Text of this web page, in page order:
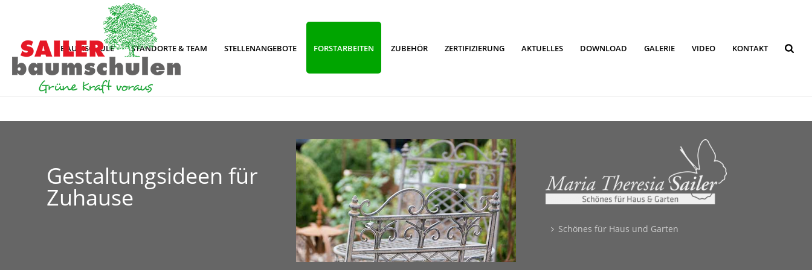
BAUMSCHULE STANDORTE & TEAM STELLENANGEBOTE FORSTARBEITEN ZUBEHÖR ZERTIFIZIERUNG AKTUELLES DOWNLOAD GALERIE VIDEO KONTAKT
Gestaltungsideen für
Zuhause
Schönes für Haus und Garten